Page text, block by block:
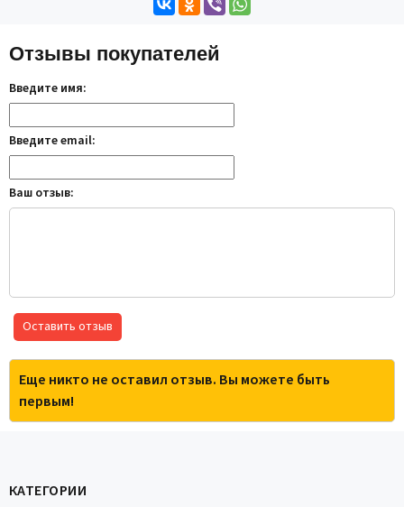
Отзывы покупателей
Введите имя:
Введите email:
Ваш отзыв:
Оставить отзыв
Еще никто не оставил отзыв. Вы можете быть
первым!
КАТЕГОРИИ